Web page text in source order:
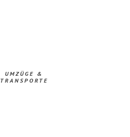
UMZÜGE &
TRANSPORTE